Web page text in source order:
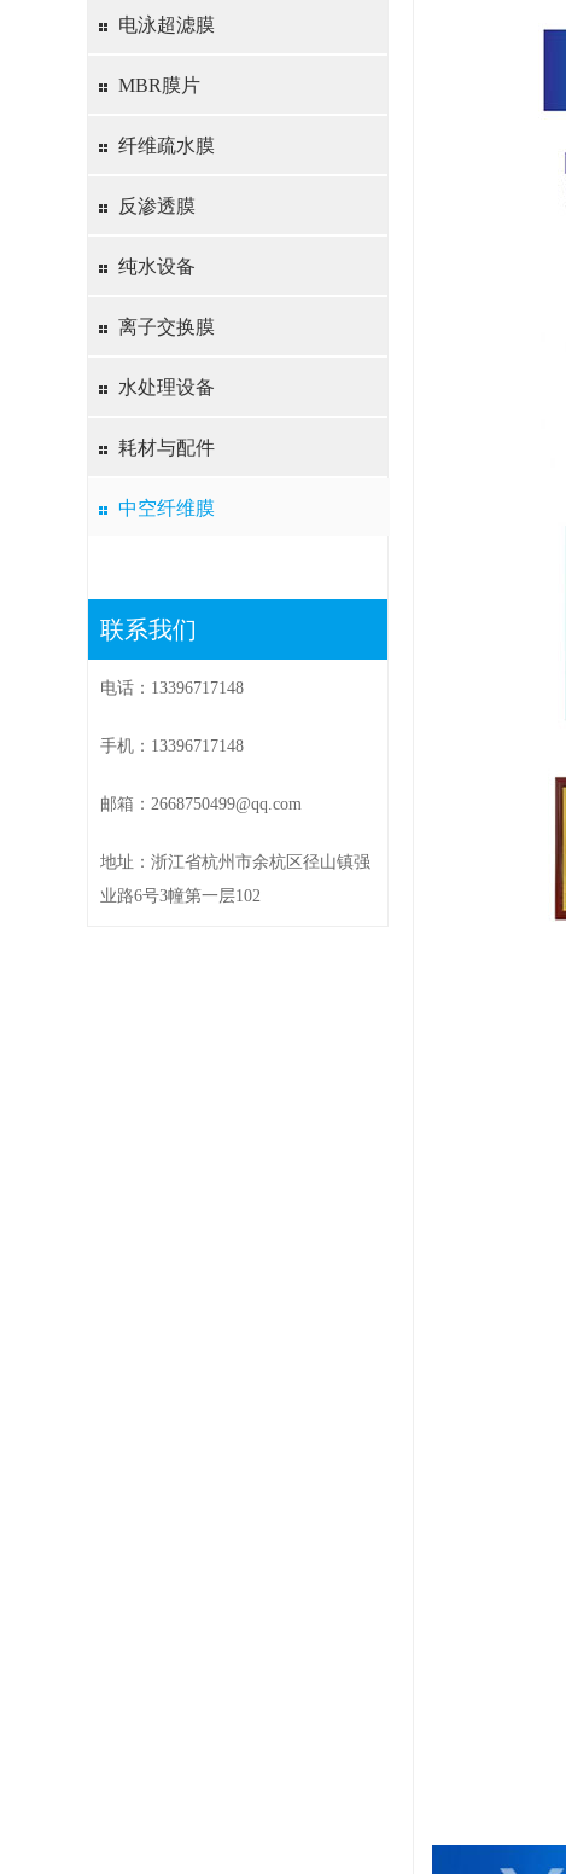
电泳超滤膜
MBR膜片
纤维疏水膜
反渗透膜
纯水设备
离子交换膜
水处理设备
耗材与配件
中空纤维膜
联系我们
电话：13396717148
手机：13396717148
邮箱：2668750499@qq.com
地址：浙江省杭州市余杭区径山镇强
业路6号3幢第一层102